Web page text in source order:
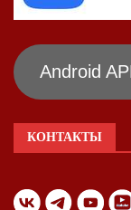
Android
КОНТАКТЫ